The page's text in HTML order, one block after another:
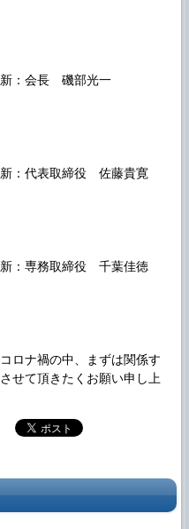
会長 磯部光一
代表取締役 佐藤貴寛
専務取締役 千葉佳徳
ロナ禍の中、まずは関係す
せて頂きたくお願い申し上